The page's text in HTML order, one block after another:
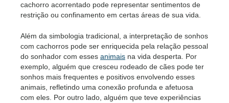
cachorro acorrentado pode representar sentimentos de
restrição ou confinamento em certas áreas de sua vida.
Além da simbologia tradicional, a interpretação de sonhos
com cachorros pode ser enriquecida pela relação pessoal
do sonhador com esses animais na vida desperta. Por
exemplo, alguém que cresceu rodeado de cães pode ter
sonhos mais frequentes e positivos envolvendo esses
animais, refletindo uma conexão profunda e afetuosa
com eles. Por outro lado, alguém que teve experiências